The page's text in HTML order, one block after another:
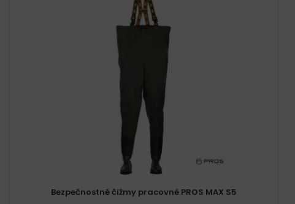
Bezpečnostné čižmy pracovné PROS MAX S5